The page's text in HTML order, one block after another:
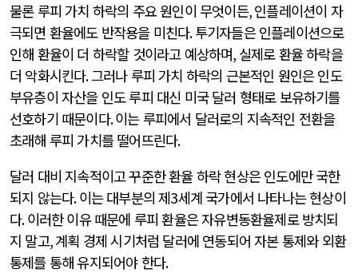
물론 루피 가치 하락의 주요 원인이 무엇이든,인플레이션이 자
극되면 환율에도 반작용을 미친다.투기자들은 인플레이션으로
인해 환율이 더 하락할 것이라고 예상하며, 실제로 환율 하락을
더 악화시킨다.그러나 루피 가치 하락의 근본적인 원인은 인도
부유층이 자산을 인도 루피 대신 미국 달러 형태로 보유하기를
선호하기 때문이다.이는 루피에서 달러로의 지속적인 전환을
초래해 루피 가치를 떨어뜨린다.
달러 대비 지속적이고 꾸준한 환율 하락 현상은 인도에만 국한
되지 않는다.이는 대부분의 제3세계 국가에서 나타나는 현상이
다.이러한 이유 때문에 루피 환율은 자유변동환율제로 방치되
지 말고,계획 경제 시기처럼 달러에 연동되어 자본 통제와 외환
통제를 통해 유지되어야 한다.